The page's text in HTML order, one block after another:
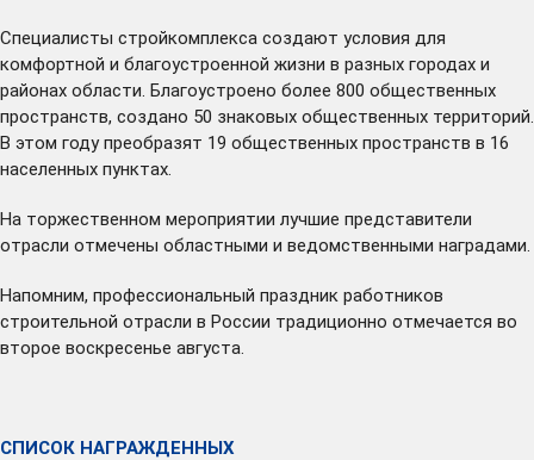
Специалисты стройкомплекса создают условия для
комфортной и благоустроенной жизни в разных городах и
районах области. Благоустроено более 800 общественных
пространств, создано 50 знаковых общественных территорий.
В этом годупреобразят 19 общественных пространств в 16
населенных пунктах.
На торжественном мероприятии лучшие представители
отрасли отмечены областными и ведомственными наградами.
Напомним, профессиональный праздник работников
строительной отрасли в России традиционно отмечается во
второе воскресенье августа.
СПИСОК НАГРАЖДЕННЫХ